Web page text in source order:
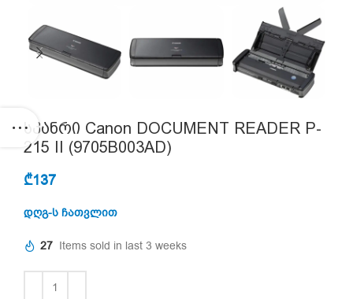
სკანრი Canon DOCUMENT READER P-
215 II (9705B003AD)
₾137
დღგ-ს ჩათვლით
27 Items sold in last 3 weeks